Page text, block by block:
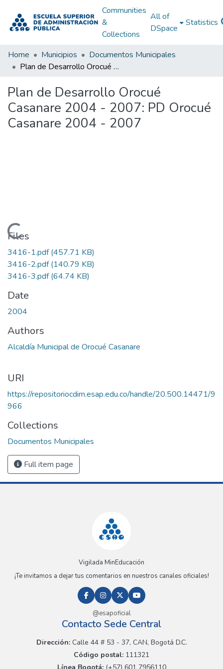
Communities
&
Collections
All of
DSpace
Statistics
Home Municipios
Documentos Municipales
Plan de Desarrollo Orocué Casanare 2004 - 2007: PD Orocué Casanare 2004 - 2007
Plan de Desarrollo Orocué
Casanare 2004 - 2007: PD Orocué
Casanare 2004 - 2007
Loading...
Files
3416-1.pdf(457.71 KB)
3416-2.pdf(140.79 KB)
3416-3.pdf(64.74 KB)
Date
2004
Authors
Alcaldía Municipal de Orocué Casanare
URI
https://repositoriocdim.esap.edu.co/handle/20.500.14471/9
966
Collections
Documentos Municipales
Full item page
Vigilada MinEducación
¡Te invitamos a dejar tus comentarios en nuestros canales oficiales!
@esapoficial
Contacto Sede Central
Dirección:Calle 44 # 53 - 37, CAN, Bogotá D.C.
Código postal: 111321